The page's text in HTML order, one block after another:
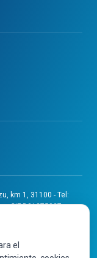
km 1, 31100 - Tel:
- CIF B31275837.
Folio 75, Hoja 525.
sido subvencionado
de 2024 de Ayudas a
el